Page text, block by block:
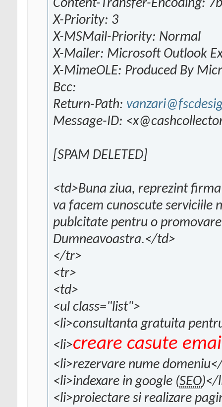
Content-Transfer-Encoding:
X-Priority: 3
X-MSMail-Priority: Normal
X-Mailer: Microsoft Outlook
X-MimeOLE: Produced By
Bcc:
Return-Path:
Message-ID:
[SPAM DELETED]
<td>Buna ziua, reprezint
va facem cunoscute serviciile
publcitate pentru o
Dumneavoastra.</td>
</tr>
<tr>
<td>
<ul class="list">
<li>consultanta gratuita
<li>creare casute
<li>rezervare nume
<li>indexare in google (SEO)</
<li>proiectare si realizare